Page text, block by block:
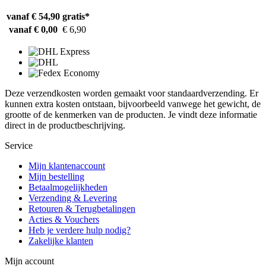
vanaf € 54,90 gratis*
vanaf € 0,00 € 6,90
Deze verzendkosten worden gemaakt voor standaardverzending. Er
kunnen extra kosten ontstaan, bijvoorbeeld vanwege het gewicht, de
grootte of de kenmerken van de producten. Je vindt deze informatie
direct in de productbeschrijving.
Service
Mijn klantenaccount
Mijn bestelling
Betaalmogelijkheden
Verzending & Levering
Retouren & Terugbetalingen
Acties & Vouchers
Heb je verdere hulp nodig?
Zakelijke klanten
Mijn account